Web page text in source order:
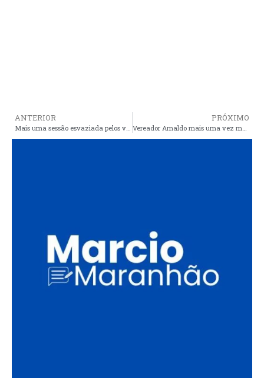
ANTERIOR
Mais uma sessão esvaziada pelos vereadores que apoiam Cristino
PRÓXIMO
Vereador Arnaldo mais uma vez manifesta preocupação com o avanço da pandemia no município